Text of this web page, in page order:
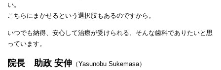
い。
こちらにまかせるという選択肢もあるのですから。
いつでも納得、安心して治療が受けられる、そんな歯科でありたいと思
っています。
院長 助政 安伸 （Yasunobu Sukemasa）